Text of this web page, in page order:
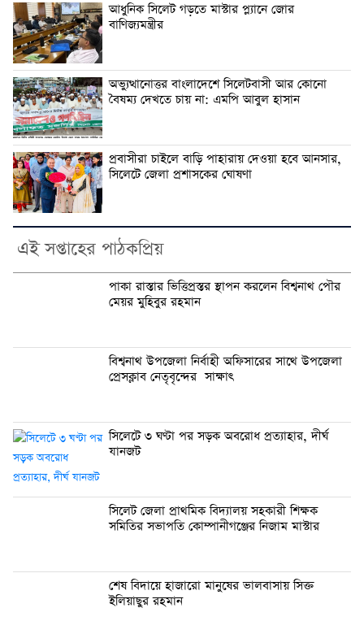
আধুনিক সিলেট গড়তে মাস্টার প্ল্যানে জোর
বাণিজ্যমন্ত্রীর
অভ্যুত্থানোত্তর বাংলাদেশে সিলেটবাসী আর কোনো
বৈষম্য দেখতে চায় না: এমপি আবুল হাসান
প্রবাসীরা চাইলে বাড়ি পাহারায় দেওয়া হবে আনসার,
সিলেটে জেলা প্রশাসকের ঘোষণা
এই সপ্তাহের পাঠকপ্রিয়
পাকা রাস্তার ভিত্তিপ্রস্তর স্থাপন করলেন বিশ্বনাথ পৌর
মেয়র মুহিবুর রহমান
বিশ্বনাথ উপজেলা নির্বাহী অফিসারের সাথে উপজেলা
প্রেসক্লাব নেতৃবৃন্দের সাক্ষাৎ
সিলেটে ৩ ঘণ্টা পর সড়ক অবরোধ প্রত্যাহার, দীর্ঘ
যানজট
সিলেট জেলা প্রাথমিক বিদ্যালয় সহকারী শিক্ষক
সমিতির সভাপতি কোম্পানীগঞ্জের নিজাম মাস্টার
শেষ বিদায়ে হাজারো মানুষের ভালবাসায় সিক্ত
ইলিয়াছুর রহমান